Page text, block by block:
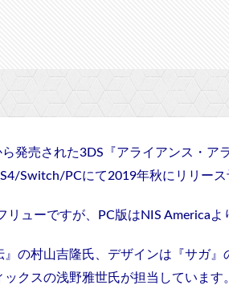
発売された3DS『アライアンス・ア
Switch/PCにて2019年秋にリリース
ューですが、PC版はNIS Americaよ
』の村山吉隆氏、デザインは『サガ
クスの浅野雅世氏が担当しています